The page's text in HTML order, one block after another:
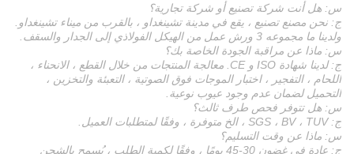
س: هل أنت شركة تصنيع أو شركة تجارية؟
ج: نحن مصنع تصنيع ، يقع في مدينة تشينغداو ، بالقرب من ميناء تشينغداو.
ولدينا ما مجموعه 3 ورش عمل من الهيكل الفولاذي إلى الجدار والسقف.
س: ماذا عن مراقبة الجودة الخاصة بك؟
ج: لدينا شهادة ISO و CE. معالجة المنتجات من خلال القطع ، الانحناء ،
اللحام ، التفجير ، اختبار الموجات فوق الصوتية ، التعبئة والتخزين ،
التحميل لضمان عدم وجود عيوب نوعية.
س: هل تتوفر فحص طرف ثالث؟
ج: SGS ، BV ، TUV ، الخ متوفرة ، وفقًا لمتطلبات العميل.
س: ماذا عن وقت التسليم؟
ج: عادة في غضون 30-45 يومًا ، وفقًا لكمية الطلب ، يُسمح بالشحن